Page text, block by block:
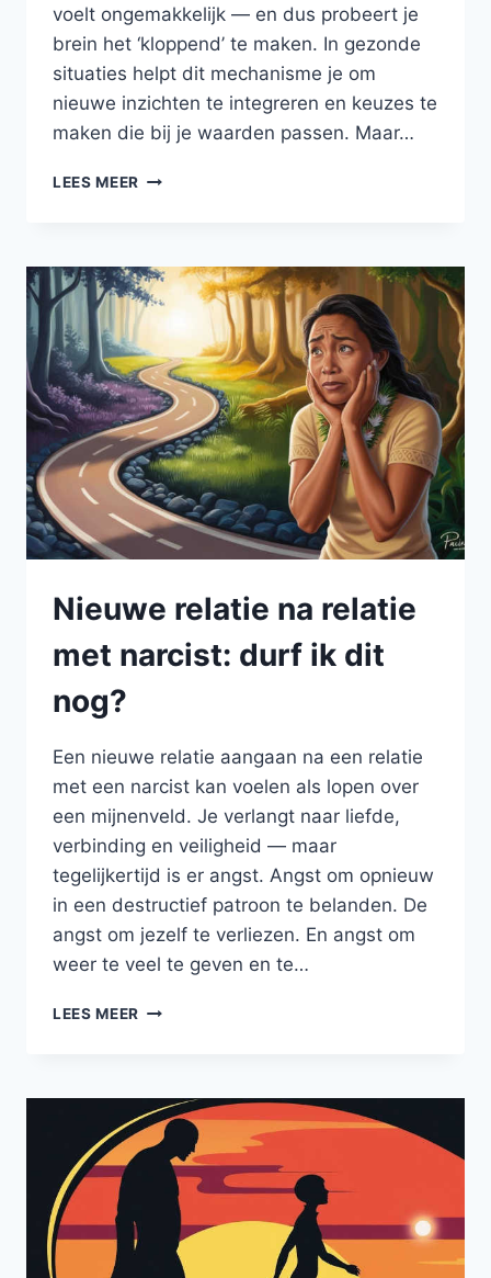
voelt ongemakkelijk — en dus probeert je
brein het ‘kloppend’ te maken. In gezonde
situaties helpt dit mechanisme je om
nieuwe inzichten te integreren en keuzes te
maken die bij je waarden passen. Maar…
LEES MEER COGNITIEVE
RELATIES
Nieuwe relatie na relatie
met narcist: durf ik dit
nog?
Een nieuwe relatie aangaan na een relatie
met een narcist kan voelen als lopen over
een mijnenveld. Je verlangt naar liefde,
verbinding en veiligheid — maar
tegelijkertijd is er angst. Angst om opnieuw
in een destructief patroon te belanden. De
angst om jezelf te verliezen. En angst om
weer te veel te geven en te…
LEES MEER NIEUWE
MET
NARCIST:
DURF
NOG?